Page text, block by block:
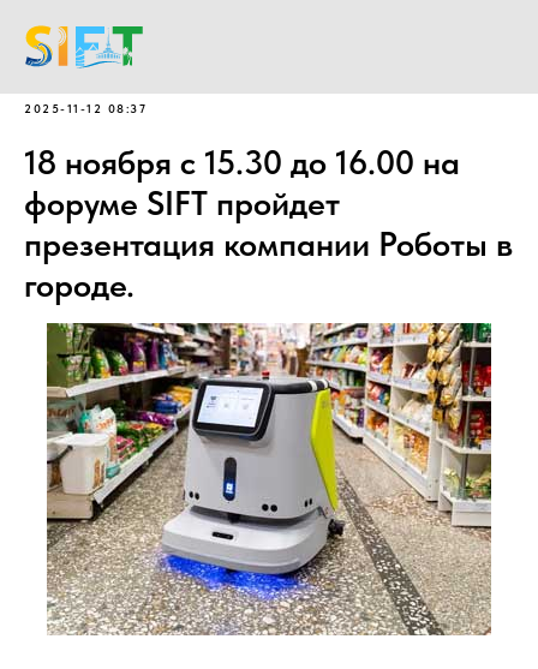
2025-11-12 08:37
18 ноября c 15.30 до 16.00 на
форуме SIFT пройдет
презентация компании Роботы в
городе.